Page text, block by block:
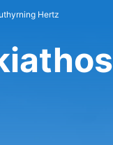
Hertz